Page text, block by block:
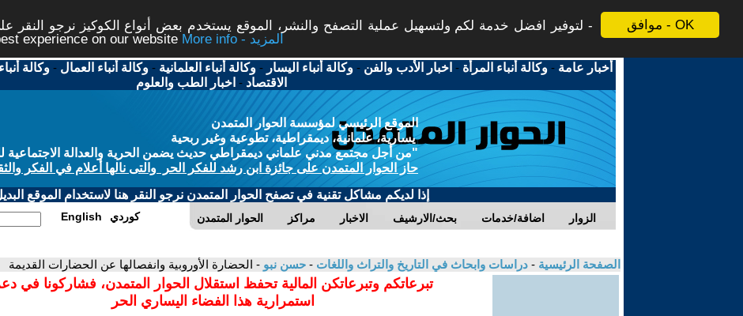
موافق - OK
لتوفير افضل خدمة لكم ولتسهيل عملية التصفح والنشر، الموقع يستخدم بعض أنواع الكوكيز نرجو النقر
experience on our website
More info - المزيد
أخبار عامة -وكالة أنباء المرأة - اخبار الأدب والفن -وكالة أنباء اليسار -وكالة أنباء العلمانية -وكالة أنباء العمال -وكالة
الاقتصاد - اخبار الطب والعلوم
الموقع الرئيسي لمؤسسة الحوار المتمدن
يسارية، علمانية، ديمقراطية، تطوعية وغير ربحية
"من أجل مجتمع مدني علماني ديمقراطي حديث يضمن الحرية والعدالة الاجتماعية
حاز الحوار المتمدن على جائزة ابن رشد للفكر الحر والتى نالها أعلام في الفكر
إذا لديكم مشاكل تقنية في تصفح الحوار المتمدن نرجو النقر هنا لاستخدام الموقع
الحوار المتمدن مراكز الاخبار بحث/الارشيف اضافة/خدمات الزوار English كوردي
الصفحة الرئيسية - دراسات وابحاث في التاريخ والتراث واللغات - حسن نبو - الحضارة الأوروبية وانفصالها عن الحضارات القديمة
تبرعاتكم وتبرعاتكن المالية تحفظ استقلال الحوار المتمدن، فشاركونا في
استمرارية هذا الفضاء اليساري الحر